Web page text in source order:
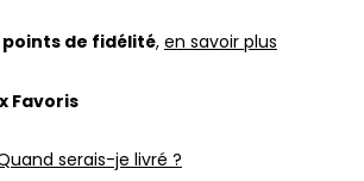
points de fidélité, en savoir plus
Favoris
serais-je livré ?